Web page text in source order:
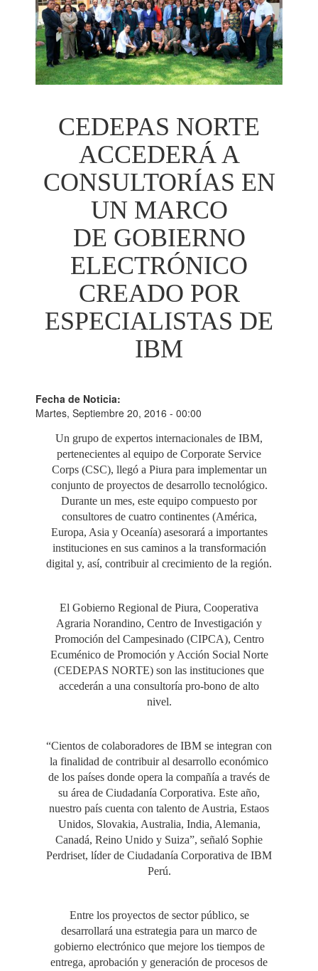
CEDEPAS NORTE
ACCEDERÁ A
CONSULTORÍAS EN
UN MARCO
DE GOBIERNO
ELECTRÓNICO
CREADO POR
ESPECIALISTAS DE
IBM
Fecha de Noticia:
Martes, Septiembre 20, 2016 - 00:00
Un grupo de expertos internacionales de IBM,
pertenecientes al equipo de Corporate Service
Corps (CSC), llegó a Piura para implementar un
conjunto de proyectos de desarrollo tecnológico.
Durante un mes, este equipo compuesto por
consultores de cuatro continentes (América,
Europa, Asia y Oceanía) asesorará a importantes
instituciones en sus caminos a la transformación
digital y, así, contribuir al crecimiento de la región.
El Gobierno Regional de Piura, Cooperativa
Agraria Norandino, Centro de Investigación y
Promoción del Campesinado (CIPCA), Centro
Ecuménico de Promoción y Acción Social Norte
(CEDEPAS NORTE) son las instituciones que
accederán a una consultoría pro-bono de alto
nivel.
“Cientos de colaboradores de IBM se integran con
la finalidad de contribuir al desarrollo económico
de los países donde opera la compañía a través de
su área de Ciudadanía Corporativa. Este año,
nuestro país cuenta con talento de Austria, Estaos
Unidos, Slovakia, Australia, India, Alemania,
Canadá, Reino Unido y Suiza”, señaló Sophie
Perdriset, líder de Ciudadanía Corporativa de IBM
Perú.
Entre los proyectos de sector público, se
desarrollará una estrategia para un marco de
gobierno electrónico que mejore los tiempos de
entrega, aprobación y generación de procesos de